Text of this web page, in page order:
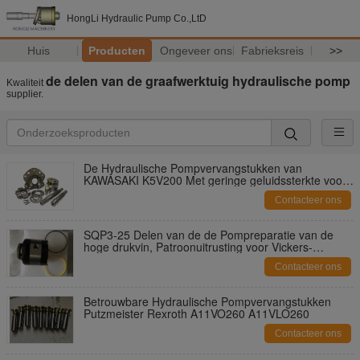
HongLi Hydraulic Pump Co.,LtD
Huis Producten Ongeveer ons Fabrieksreis >>
Kwaliteit de delen van de graafwerktuig hydraulische pomp
supplier.
De Hydraulische Pompvervangstukken van
KAWASAKI K5V200 Met geringe geluidssterkte voor -
Contacteer ons
SQP3-25 Delen van de de Pompreparatie van de
hoge drukvin, Patroonuitrusting voor Vickers-
Contacteer ons
Betrouwbare Hydraulische Pompvervangstukken
Putzmeister Rexroth A11VO260 A11VLO260
Contacteer ons